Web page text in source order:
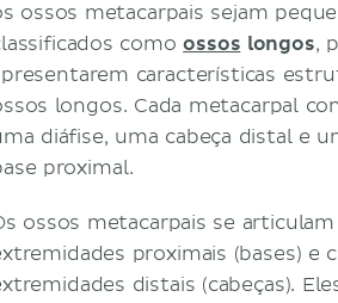
ossos metacarpais sejam
comoossos longos,
características
longos. Cada metacarpal
diáfise, uma cabeça distal e
proximal.
ossos metacarpais se
proximais (bases) e
distais (cabeças).